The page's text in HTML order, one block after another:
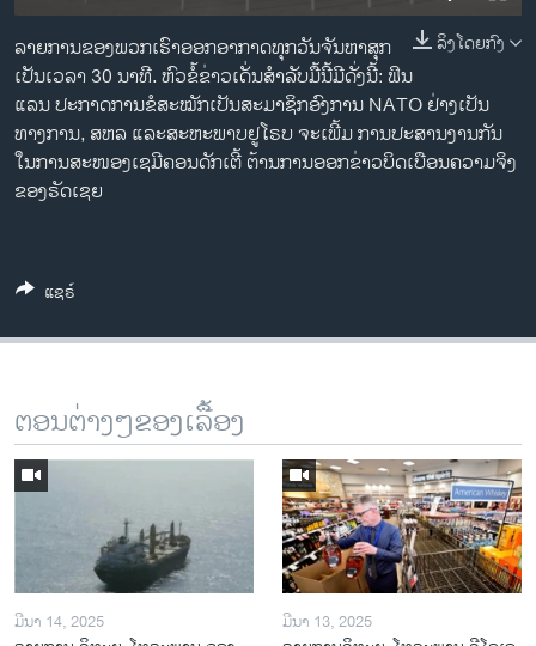
ວີດີໂອ
ສຽງ
ລາຍການກະຈາຍສຽງ
ລາຍງານ
ຕິດຕາມພວກເຮົາ ທີ່
ລິງໂດຍກົງ
ລາຍການຂອງພວກເຮົາອອກອາກາດທຸກວັນຈັນຫາສຸກ
ເປັນເວລາ 30 ນາທີ. ຫົວຂໍ້ຂ່າວເດັ່ນສຳລັບມື້ນີ້ມີດັ່ງນີ້: ຟິນ
ແລນ ປະກາດການຂໍສະໝັກເປັນສະມາຊິກອົງການ NATO ຢ່າງເປັນ
ທາງການ, ສຫລ ແລະສະຫະພາບຢູໂຣບ ຈະເພີ້ມ ການປະສານງານກັນ
ໃນການສະໜອງເຊມີຄອນດັກເຕີ້ ຕ້ານການອອກຂ່າວບິດເບືອນຄວາມຈິງ
ຂອງຣັດເຊຍ
ແຊຣ໌
ຕອນຕ່າງໆຂອງເລື້ອງ
ມີນາ 14, 2025 ມີນາ 13, 2025